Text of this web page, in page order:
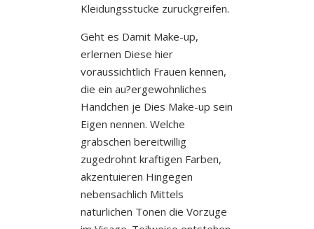
Kleidungsstucke zuruckgreifen.
Geht es Damit Make-up,
erlernen Diese hier
voraussichtlich Frauen kennen,
die ein au?ergewohnliches
Handchen je Dies Make-up sein
Eigen nennen. Welche
grabschen bereitwillig
zugedrohnt kraftigen Farben,
akzentuieren Hingegen
nebensachlich Mittels
naturlichen Tonen die Vorzuge